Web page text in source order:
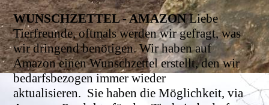
WUNSCHZETTEL - AMAZONLiebe
Tierfreunde, oftmals werden wir gefragt, was
wir dringend benötigen. Wir haben auf
Amazon einen Wunschzettel erstellt, den wir
bedarfsbezogen immer wieder
aktualisieren. Sie haben die Möglichkeit, via